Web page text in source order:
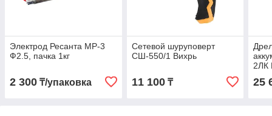
Электрод Ресанта МР-3
Ф2.5, пачка 1кг
2 300 ₸/упаковка
Сетевой шуруповерт
СШ-550/1 Вихрь
11 100₸
2ЛК
25